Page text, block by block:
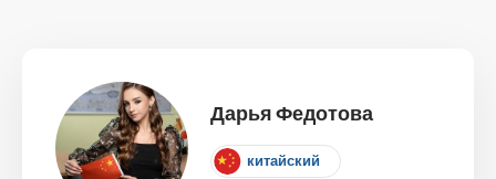
Дарья Федотова
китайский